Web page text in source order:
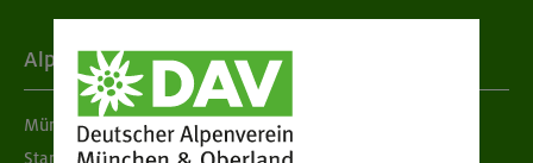
Alpenverein
München & Oberland
Standorte